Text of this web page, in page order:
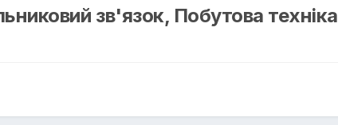
зв'язок, Побутова техніка